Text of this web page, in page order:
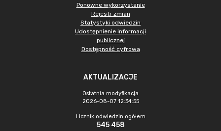
Ponowne wykorzystanie
Rejestr zmian
Statystyki odwiedzin
Udostępnienie informacji
publicznej
Dostępność cyfrowa
AKTUALIZACJE
Ostatnia modyfikacja
2026-08-07 12:34:55
Licznik odwiedzin ogółem
545 458